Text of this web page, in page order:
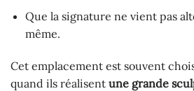
Que la signature ne vient pas
même.
Cet emplacement est souvent
quand ils réalisent une grande